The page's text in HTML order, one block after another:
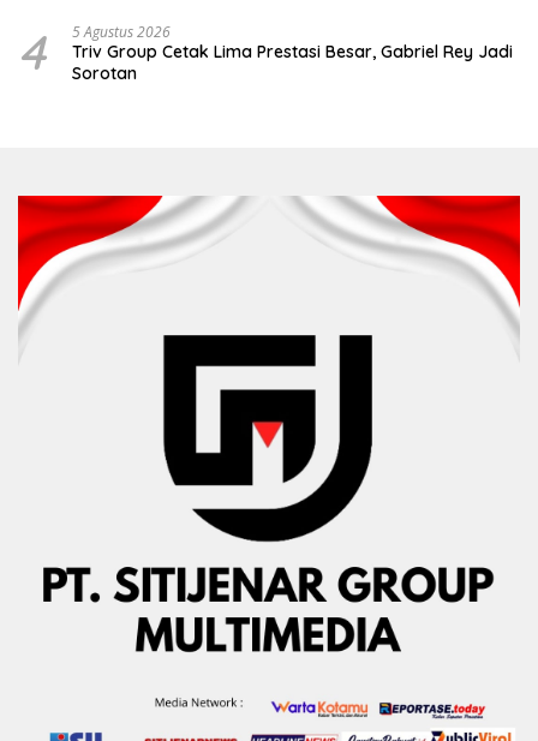
4 5 Agustus 2026
Triv Group Cetak Lima Prestasi Besar, Gabriel Rey Jadi
Sorotan